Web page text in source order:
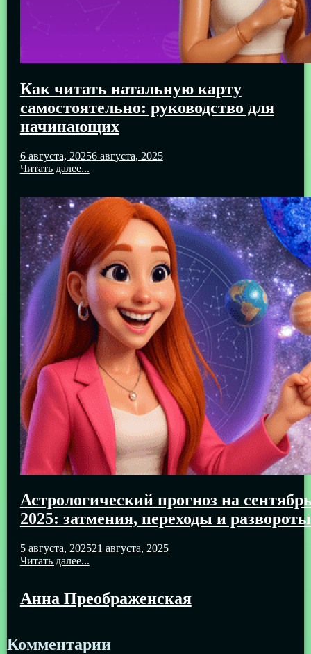
Как читать натальную карту
самостоятельно: руководство для
начинающих
6 августа, 20256 августа, 2025
Читать далее...
Астрологический прогноз на
2025: затмения, переходы и развороты
5 августа, 202521 августа, 2025
Читать далее...
Анна Преображенская
Комментарии